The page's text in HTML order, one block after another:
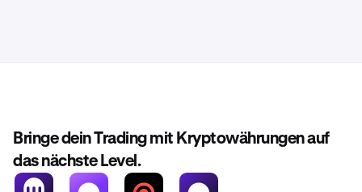
Bringe dein Trading mit Kryptowährungen auf
das nächste Level.